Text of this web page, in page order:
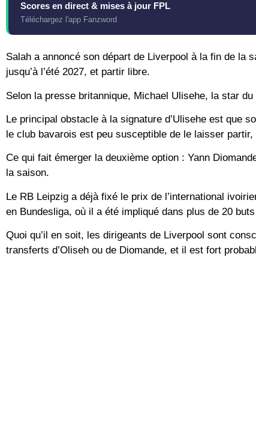
Scores en direct & mises à jour FPL
Téléchargez l'app Fanzword
Salah a annoncé son départ de Liverpool à la fin de
jusqu’à l’été 2027, et partir libre.
Selon la presse britannique, Michael Ulisehe, la star
Le principal obstacle à la signature d’Ulisehe est que
le club bavarois est peu susceptible de le laisser
Ce qui fait émerger la deuxième option : Yann
la saison.
Le RB Leipzig a déjà fixé le prix de l’international
en Bundesliga, où il a été impliqué dans plus de 20 buts
Quoi qu’il en soit, les dirigeants de Liverpool sont
transferts d’Oliseh ou de Diomande, et il est fort